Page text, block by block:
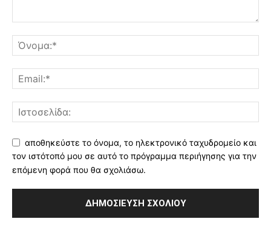
αποθηκεύστε το όνομα, το ηλεκτρονικό ταχυδρομείο και
τον ιστότοπό μου σε αυτό το πρόγραμμα περιήγησης για την
επόμενη φορά που θα σχολιάσω.